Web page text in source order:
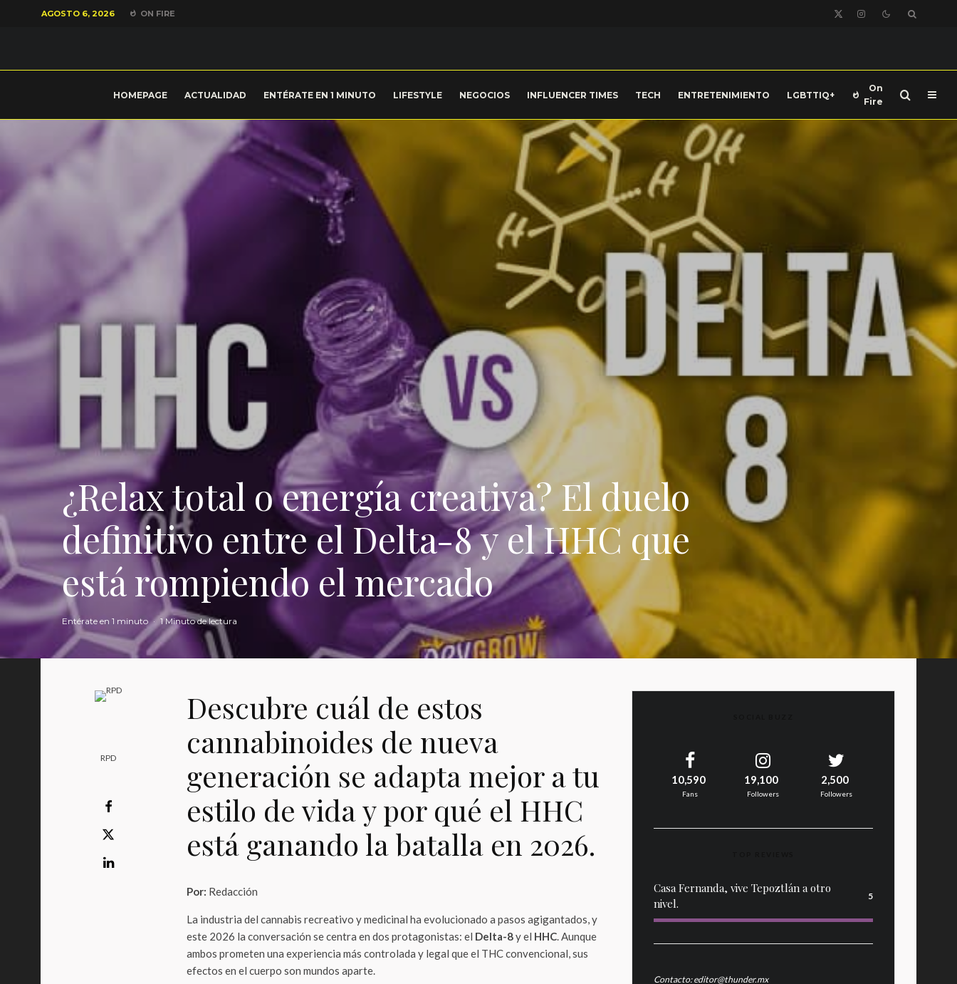
AGOSTO 6, 2026 ON FIRE
HOMEPAGE ACTUALIDAD ENTÉRATE EN 1 MINUTO LIFESTYLE NEGOCIOS INFLUENCER TIMES TECH ENTRETENIMIENTO LGBTTIQ+
On
Fire
¿Relax total o energía creativa? El duelo
definitivo entre el Delta-8 y el HHC que
está rompiendo el mercado
Entérate en 1 minuto · 1 Minuto de lectura
RPD
Descubre cuál de estos
cannabinoides de nueva
generación se adapta mejor a tu
estilo de vida y por qué el HHC
está ganando la batalla en 2026.
Por: Redacción
La industria del cannabis recreativo y medicinal ha evolucionado a pasos agigantados, y
este 2026 la conversación se centra en dos protagonistas: el Delta-8y el HHC. Aunque
ambos prometen una experiencia más controlada y legal que el THC convencional, sus
efectos en el cuerpo son mundos aparte.
10,590
Fans
19,100
Followers
2,500
Followers
Casa Fernanda, vive Tepoztlán a otro
nivel.
5
Contacto: editor@thunder.mx